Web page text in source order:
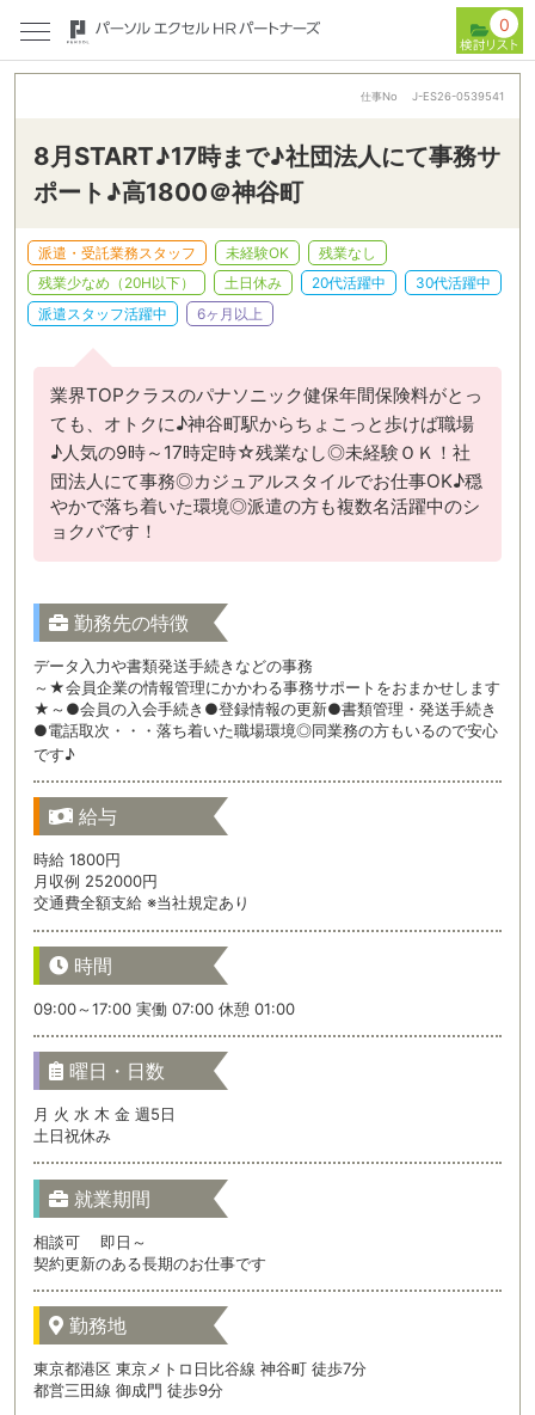
0
仕事No J-ES26-0539541
8月START♪17時まで♪社団法人にて事務サ
ポート♪高1800＠神谷町
派遣・受託業務スタッフ 未経験OK
残業なし
残業少なめ（20H以下）
土日休み 20代活躍中
30代活躍中
派遣スタッフ活躍中
6ヶ月以上
業界TOPクラスのパナソニック健保年間保険料がとっ
ても、オトクに♪神谷町駅からちょこっと歩けば職場
♪人気の9時～17時定時☆残業なし◎未経験ＯＫ！社
団法人にて事務◎カジュアルスタイルでお仕事OK♪穏
やかで落ち着いた環境◎派遣の方も複数名活躍中のシ
ョクバです！
勤務先の特徴
データ入力や書類発送手続きなどの事務
～★会員企業の情報管理にかかわる事務サポートをおまかせします
★～●会員の入会手続き●登録情報の更新●書類管理・発送手続き
●電話取次・・・落ち着いた職場環境◎同業務の方もいるので安心
です♪
給与
時給 1800円
月収例 252000円
交通費全額支給 ※当社規定あり
時間
09:00～17:00 実働 07:00 休憩 01:00
曜日・日数
月 火 水 木 金 週5日
土日祝休み
就業期間
相談可 即日～
契約更新のある長期のお仕事です
勤務地
東京都港区 東京メトロ日比谷線 神谷町 徒歩7分
都営三田線 御成門 徒歩9分